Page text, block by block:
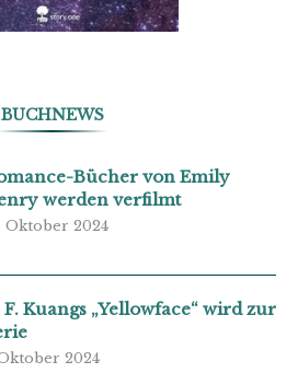
BUCHNEWS
Bücher von Emily
werden verfilmt
Oktober 2024
F. Kuangs „Yellowface“ wird zur
2024